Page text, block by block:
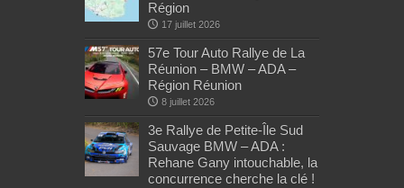
Région
17 juillet 2026
57e Tour Auto Rallye de La
Réunion – BMW – ADA –
Région Réunion
8 juillet 2026
3e Rallye de Petite-Île Sud
Sauvage BMW – ADA :
Rehane Gany intouchable, la
concurrence cherche la clé !